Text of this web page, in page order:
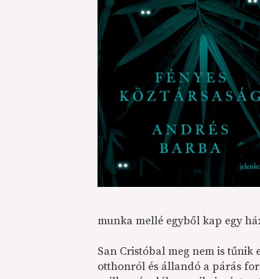
munka mellé egyből kap egy
San Cristóbal meg nem is tűnik
otthonról és állandó a párás